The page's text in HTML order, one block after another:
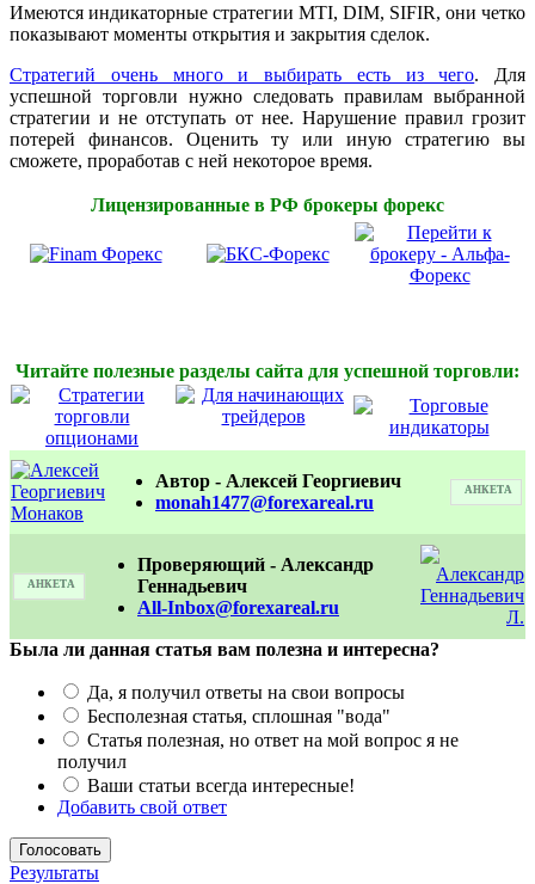
Имеются индикаторные стратегии MTI, DIM, SIFIR, они четко
показывают моменты открытия и закрытия сделок.
Стратегий очень много и выбирать есть из чего. Для
успешной торговли нужно следовать правилам выбранной
стратегии и не отступать от нее. Нарушение правил грозит
потерей финансов. Оценить ту или иную стратегию вы
сможете, проработав с ней некоторое время.
Лицензированные в РФ брокеры форекс
Читайте полезные разделы сайта для успешной торговли:
Автор - Алексей Георгиевич
monah1477@forexareal.ru
АНКЕТА
АНКЕТА
Проверяющий - Александр
Геннадьевич
All-Inbox@forexareal.ru
Была ли данная статья вам полезна и интересна?
Да, я получил ответы на свои вопросы
Бесполезная статья, сплошная "вода"
Статья полезная, но ответ на мой вопрос я не
получил
Ваши статьи всегда интересные!
Добавить свой ответ
Результаты